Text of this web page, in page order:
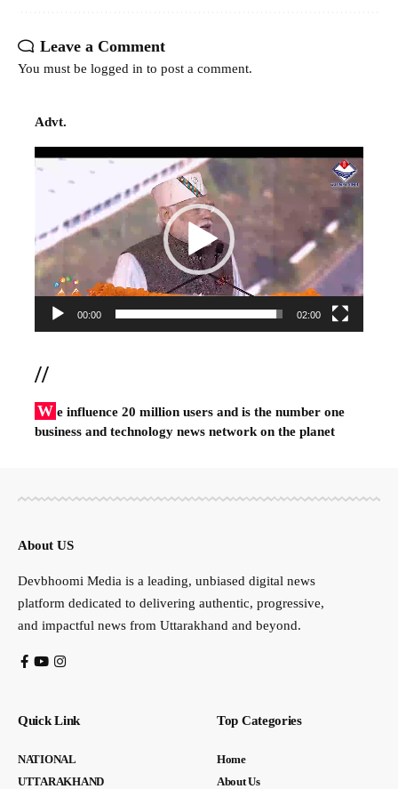
Leave a Comment
You must be logged in to post a comment.
Advt.
Video
00:00 02:00
//
W e influence 20 million users and is the number one
business and technology news network on the planet
About US
Devbhoomi Media is a leading, unbiased digital news
platform dedicated to delivering authentic, progressive,
and impactful news from Uttarakhand and beyond.
Quick Link
NATIONAL
UTTARAKHAND
Top Categories
Home
About Us